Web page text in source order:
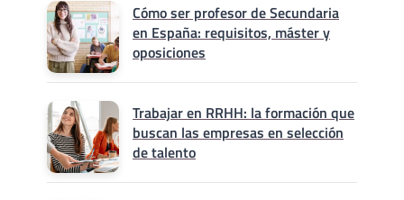
Cómo ser profesor de Secundaria
en España: requisitos, máster y
oposiciones
Trabajar en RRHH: la formación que
buscan las empresas en selección
de talento